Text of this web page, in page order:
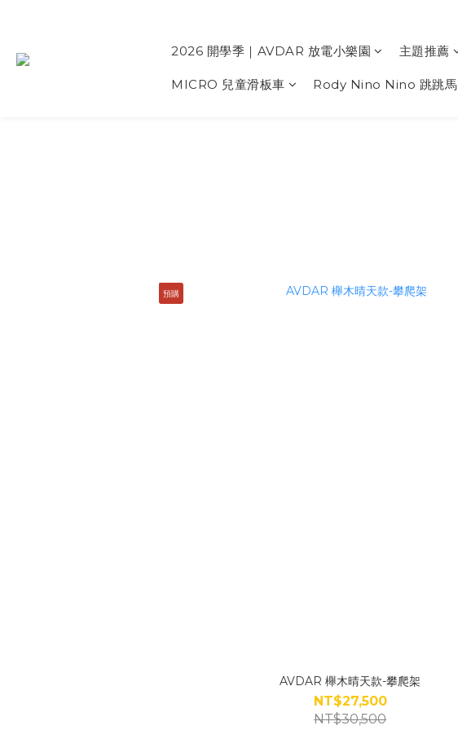
2026 開學季｜AVDAR 放電小樂園 主題推薦
MICRO 兒童滑板車 Rody Nino Nino 跳跳馬
預購
AVDAR 櫸木晴天款-攀爬架
NT$27,500
NT$30,500